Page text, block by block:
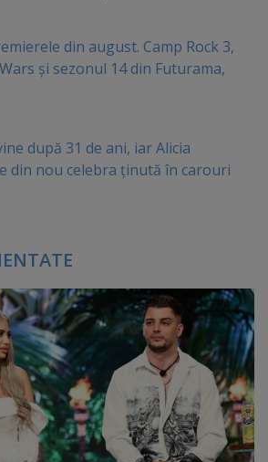
din august. Camp Rock 3,
și sezonul 14 din Futurama,
după 31 de ani, iar Alicia
din nou celebra ținută în carouri